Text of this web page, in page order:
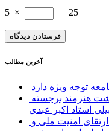
5 × = 25
آخرین مطالب
توجه ویژه دارد
استاد اکبر عبدی